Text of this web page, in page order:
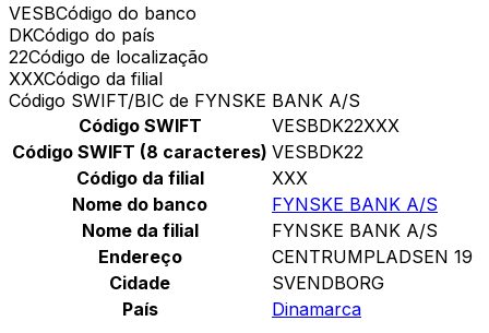
VESBCódigo do banco
DKCódigo do país
22Código de localização
XXXCódigo da filial
Código SWIFT/BIC de FYNSKE BANK A/S
Código SWIFT
VESBDK22XXX
Código SWIFT (8 caracteres) VESBDK22
Código da filial
XXX
Nome do banco
FYNSKE BANK A/S
Nome da filial
FYNSKE BANK A/S
Endereço
CENTRUMPLADSEN 19
Cidade
SVENDBORG
País
Dinamarca